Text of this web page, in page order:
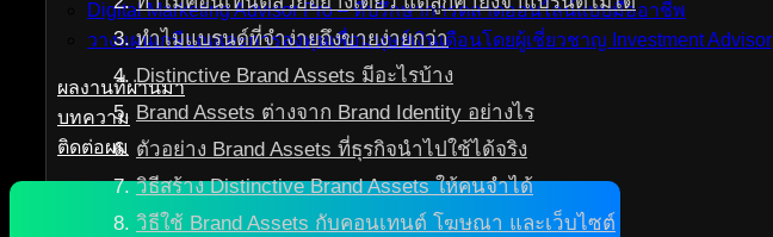
Digital Marketing Advisor Pro – ที่ปรึกษาการตลาดออนไลน์แบบมืออาชีพ
วางแผนเกษียณและการลงทุนเพื่อมนุษย์เงินเดือนโดยผู้เชี่ยวชาญ Investment Advisor
ผลงานที่ผ่านมา
บทความ
ติดต่อผม
ทำไมแบรนด์ที่จำง่ายถึงขายง่ายกว่า
Distinctive Brand Assets มีอะไรบ้าง
Brand Assets ต่างจาก Brand Identity อย่างไร
ตัวอย่าง Brand Assets ที่ธุรกิจนำไปใช้ได้จริง
วิธีสร้าง Distinctive Brand Assets ให้คนจำได้
วิธีใช้ Brand Assets กับคอนเทนต์ โฆษณา และเว็บไซต์